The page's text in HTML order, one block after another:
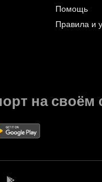
Помощь
Правила и
на